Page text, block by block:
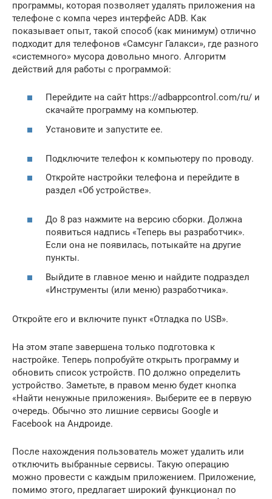
программы, которая позволяет удалять приложения на
телефоне с компа через интерфейс ADB. Как
показывает опыт, такой способ (как минимум) отлично
подходит для телефонов «Самсунг Галакси», где разного
«системного» мусора довольно много. Алгоритм
действий для работы с программой:
Перейдите на сайт https://adbappcontrol.com/ru/ и
скачайте программу на компьютер.
Установите и запустите ее.
Подключите телефон к компьютеру по проводу.
Откройте настройки телефона и перейдите в
раздел «Об устройстве».
До 8 раз нажмите на версию сборки. Должна
появиться надпись «Теперь вы разработчик».
Если она не появилась, потыкайте на другие
пункты.
Выйдите в главное меню и найдите подраздел
«Инструменты (или меню) разработчика».
Откройте его и включите пункт «Отладка по USB».
На этом этапе завершена только подготовка к
настройке. Теперь попробуйте открыть программу и
обновить список устройств. ПО должно определить
устройство. Заметьте, в правом меню будет кнопка
«Найти ненужные приложения». Выберите ее в первую
очередь. Обычно это лишние сервисы Google и
Facebook на Андроиде.
После нахождения пользователь может удалить или
отключить выбранные сервисы. Такую операцию
можно провести с каждым приложением. Приложение,
помимо этого, предлагает широкий функционал по